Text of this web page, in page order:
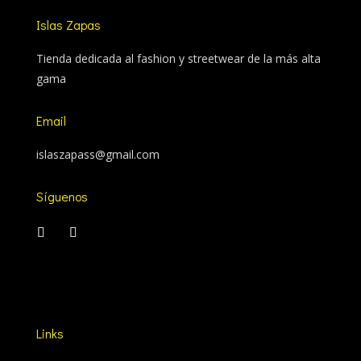
Islas Zapas
Tienda dedicada al fashion y streetwear de la más alta
gama
Email
islaszapass@gmail.com
Síguenos
Links